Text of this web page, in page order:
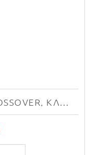
FORCE USA G3 (SMITH, CROSSOVER, ΚΛΩΒΌΣ ΔΎΝΑΜΗΣ)